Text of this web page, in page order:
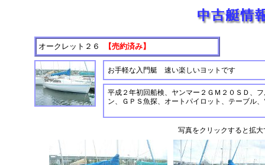
オークレット２６ 【売約済み】
お手軽な入門艇 速い楽しいヨットです
平成２年初回船検、ヤンマー２ＧＭ２０ＳＤ、
ン、ＧＰＳ魚探、オートパイロット、テーブル
写真をクリックすると拡